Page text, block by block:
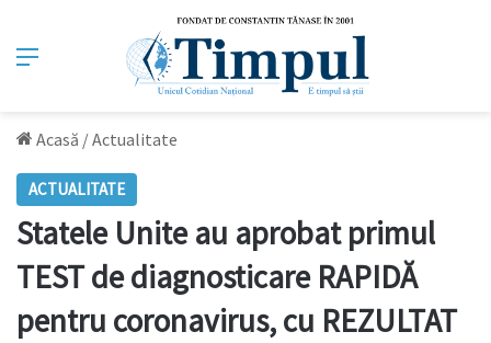
Meniu
Acasă /Actualitate
ACTUALITATE
Statele Unite au aprobat primul
TEST de diagnosticare RAPIDĂ
pentru coronavirus, cu REZULTAT